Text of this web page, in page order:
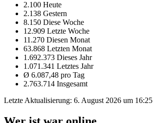
2.100 Heute
2.138 Gestern
8.150 Diese Woche
12.909 Letzte Woche
11.270 Diesen Monat
63.868 Letzten Monat
1.692.373 Dieses Jahr
1.071.341 Letztes Jahr
Ø 6.087,48 pro Tag
2.763.714 Insgesamt
Letzte Aktualisierung: 6. August 2026 um 16:25